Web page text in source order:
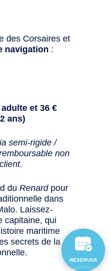
des Corsaires et
navigation :
et 36 €
ans)
semi-rigide /
non
duRenardpour
dans
Laissez-
capitaine, qui
maritime
secrets de la
RÉSERVER